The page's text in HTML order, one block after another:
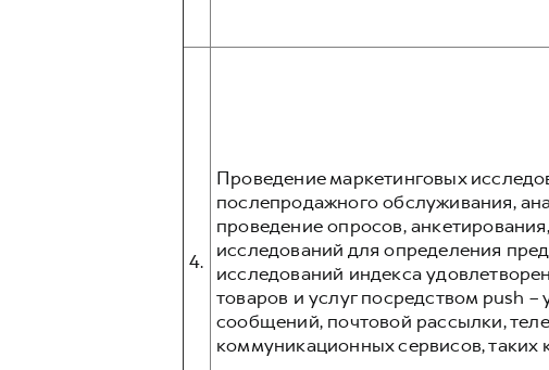
4.
Проведение маркетинговых
послепродажного обслуживания,
проведение опросов,
исследований для определения
исследований индекса
товаров и услуг посредством push
сообщений, почтовой рассылки,
коммуникационных сервисов, таких